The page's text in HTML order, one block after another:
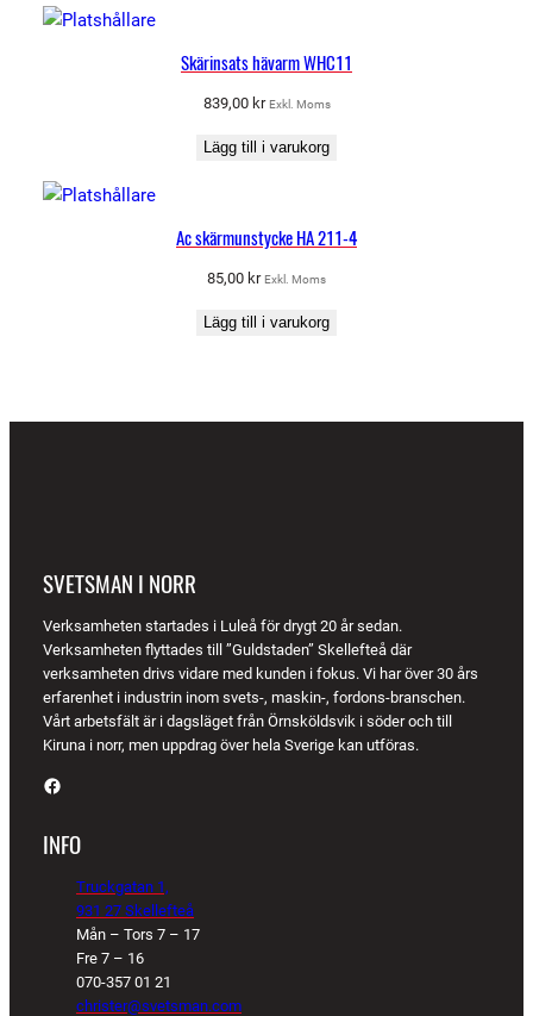
Skärinsats hävarm WHC11
839,00 kr Exkl. Moms
Lägg till i varukorg
Ac skärmunstycke HA 211-4
85,00 kr Exkl. Moms
Lägg till i varukorg
SVETSMAN I NORR
Verksamheten startades i Luleå för drygt 20 år sedan.
Verksamheten flyttades till ”Guldstaden” Skellefteå där
verksamheten drivs vidare med kunden i fokus. Vi har över 30 års
erfarenhet i industrin inom svets-, maskin-, fordons-branschen.
Vårt arbetsfält är i dagsläget från Örnsköldsvik i söder och till
Kiruna i norr, men uppdrag över hela Sverige kan utföras.
Facebook
INFO
Truckgatan 1,
931 27 Skellefteå
Mån – Tors 7 – 17
Fre 7 – 16
070-357 01 21
christer@svetsman.com